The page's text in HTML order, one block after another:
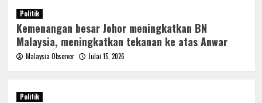
Politik
Kemenangan besar Johor meningkatkan BN
Malaysia, meningkatkan tekanan ke atas Anwar
Malaysia Observer Julai 15, 2026
Politik